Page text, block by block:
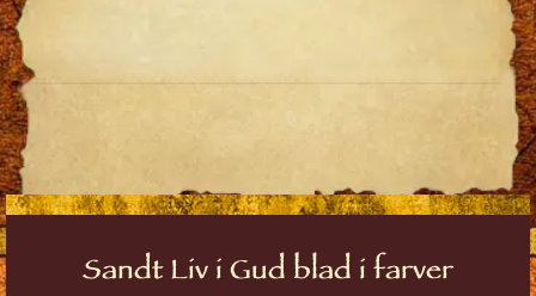
Sandt Liv i Gud blad i farver